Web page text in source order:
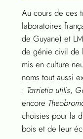
Au cours de ces
laboratoires
de Guyane) et
de génie civil de
mis en culture
noms tout aussi
: Tarrietia utilis,
encore
choisies pour la
bois et de leur